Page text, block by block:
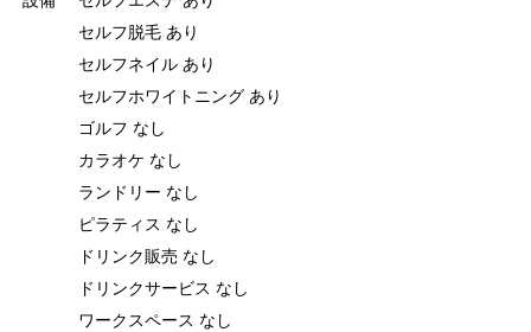
セルフ脱毛 あり
セルフネイル あり
セルフホワイトニング あり
ゴルフ なし
カラオケ なし
ランドリー なし
ピラティス なし
ドリンク販売 なし
ドリンクサービス なし
ワークスペース なし